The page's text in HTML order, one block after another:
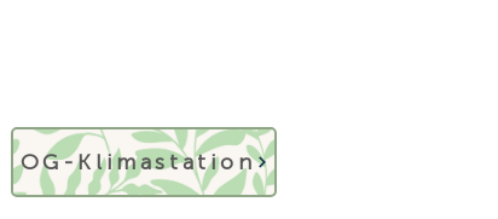
OG-Klimastation